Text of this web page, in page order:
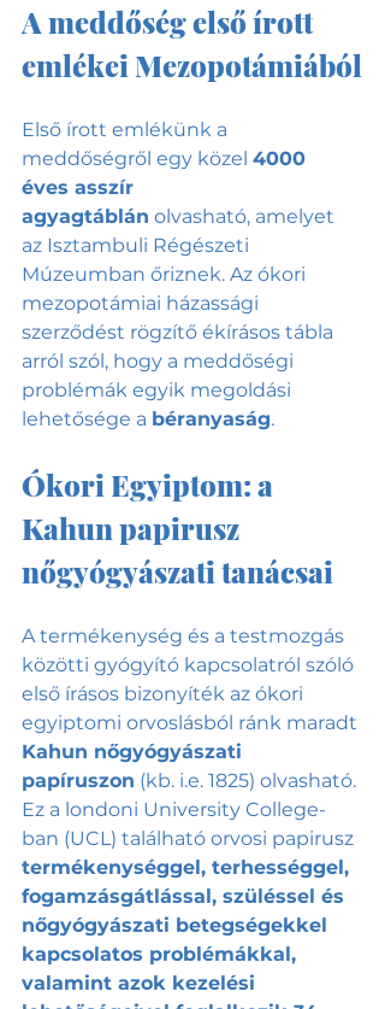
A meddőség első írott
emlékei Mezopotámiából
Első írott emlékünk a
meddőségről egy közel 4000
éves asszír
agyagtáblán olvasható, amelyet
az Isztambuli Régészeti
Múzeumban őriznek. Az ókori
mezopotámiai házassági
szerződést rögzítő ékírásos tábla
arról szól, hogy a meddőségi
problémák egyik megoldási
lehetősége a béranyaság.
Ókori Egyiptom: a
Kahun papirusz
nőgyógyászati tanácsai
A termékenység és a testmozgás
közötti gyógyító kapcsolatról szóló
első írásos bizonyíték az ókori
egyiptomi orvoslásból ránk maradt
Kahun nőgyógyászati
papíruszon (kb. i.e. 1825) olvasható.
Ez a londoni University College-
ban (UCL) található orvosi papirusz
termékenységgel, terhességgel,
fogamzásgátlással, szüléssel és
nőgyógyászati betegségekkel
kapcsolatos problémákkal,
valamint azok kezelési